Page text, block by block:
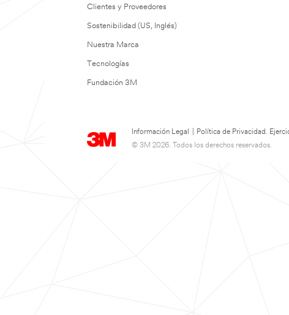
Clientes y Proveedores
Sostenibilidad (US, Inglés)
Nuestra Marca
Tecnologías
Fundación 3M
Información Legal Política de Privacidad.
© 3M 2026. Todos los derechos reservados.